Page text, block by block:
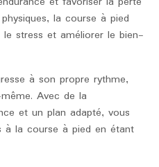
la course à pied
stress et améliorer le bien-
à son propre rythme,
Avec de la
et un plan adapté, vous
à la course à pied en étant